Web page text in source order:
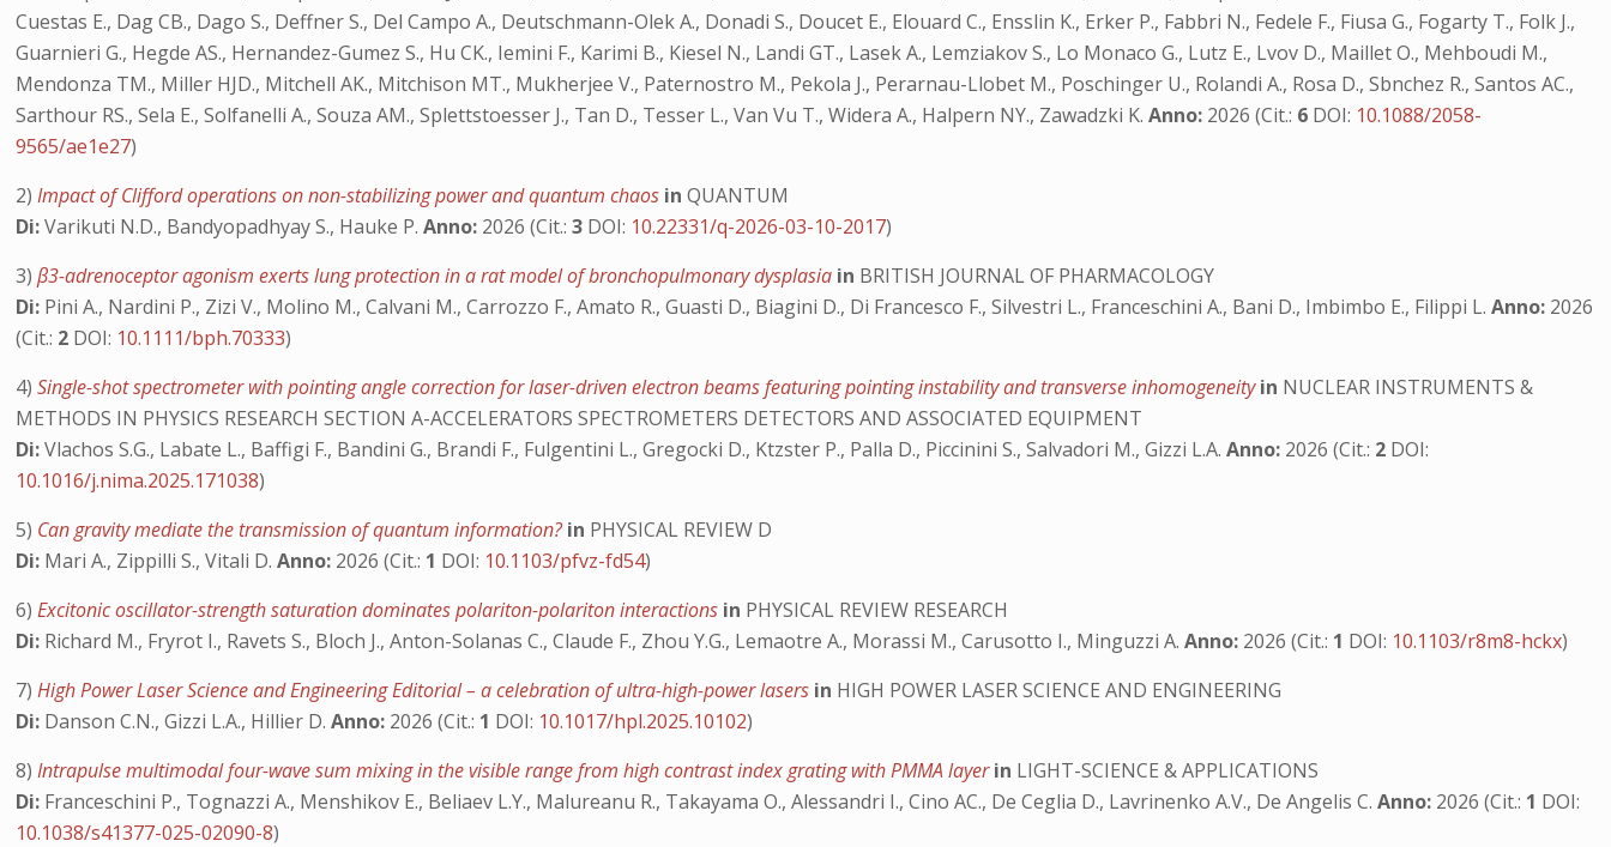
Cuestas E., Dag CB., Dago S., Deffner S., Del Campo A., Deutschmann-Olek A., Donadi S., Doucet E., Elouard C., Ensslin K., Erker P., Fabbri N., Fedele F., Fiusa G., Fogarty T., Folk J.,
Guarnieri G., Hegde AS., Hernandez-Gumez S., Hu CK., Iemini F., Karimi B., Kiesel N., Landi GT., Lasek A., Lemziakov S., Lo Monaco G., Lutz E., Lvov D., Maillet O., Mehboudi M.,
Mendonza TM., Miller HJD., Mitchell AK., Mitchison MT., Mukherjee V., Paternostro M., Pekola J., Perarnau-Llobet M., Poschinger U., Rolandi A., Rosa D., Sbnchez R., Santos AC.,
Sarthour RS., Sela E., Solfanelli A., Souza AM., Splettstoesser J., Tan D., Tesser L., Van Vu T., Widera A., Halpern NY., Zawadzki K.Anno: 2026 (Cit.: 6 DOI: 10.1088/2058-
9565/ae1e27)
2)Impact of Clifford operations on non-stabilizing power and quantum chaos in QUANTUM
Di:Varikuti N.D., Bandyopadhyay S., Hauke P.Anno: 2026 (Cit.:3 DOI: 10.22331/q-2026-03-10-2017)
3)β3-adrenoceptor agonism exerts lung protection in a rat model of bronchopulmonary dysplasia in BRITISH JOURNAL OF PHARMACOLOGY
Di: Pini A., Nardini P., Zizi V., Molino M., Calvani M., Carrozzo F., Amato R., Guasti D., Biagini D., Di Francesco F., Silvestri L., Franceschini A., Bani D., Imbimbo E., Filippi L.Anno: 2026
(Cit.: 2 DOI: 10.1111/bph.70333)
4)Single-shot spectrometer with pointing angle correction for laser-driven electron beams featuring pointing instability and transverse inhomogeneityin NUCLEAR INSTRUMENTS &
METHODS IN PHYSICS RESEARCH SECTION A-ACCELERATORS SPECTROMETERS DETECTORS AND ASSOCIATED EQUIPMENT
Di:Vlachos S.G., Labate L., Baffigi F., Bandini G., Brandi F., Fulgentini L., Gregocki D., Ktzster P., Palla D., Piccinini S., Salvadori M., Gizzi L.A.Anno: 2026 (Cit.: 2 DOI:
10.1016/j.nima.2025.171038)
5) Can gravity mediate the transmission of quantum information?in PHYSICAL REVIEW D
Di: Mari A., Zippilli S., Vitali D.Anno: 2026 (Cit.: 1 DOI: 10.1103/pfvz-fd54)
6)Excitonic oscillator-strength saturation dominates polariton-polariton interactions in PHYSICAL REVIEW RESEARCH
Di: Richard M., Fryrot I., Ravets S., Bloch J., Anton-Solanas C., Claude F., Zhou Y.G., Lemaotre A., Morassi M., Carusotto I., Minguzzi A.Anno: 2026 (Cit.: 1 DOI: 10.1103/r8m8-hckx)
7)High Power Laser Science and Engineering Editorial – a celebration of ultra-high-power lasers in HIGH POWER LASER SCIENCE AND ENGINEERING
Di: Danson C.N., Gizzi L.A., Hillier D.Anno: 2026 (Cit.: 1 DOI: 10.1017/hpl.2025.10102)
8)Intrapulse multimodal four-wave sum mixing in the visible range from high contrast index grating with PMMA layerin LIGHT-SCIENCE & APPLICATIONS
Di: Franceschini P., Tognazzi A., Menshikov E., Beliaev L.Y., Malureanu R., Takayama O., Alessandri I., Cino AC., De Ceglia D., Lavrinenko A.V., De Angelis C.Anno: 2026 (Cit.: 1 DOI:
10.1038/s41377-025-02090-8)